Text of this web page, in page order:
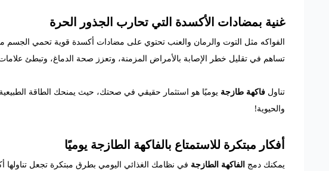
غنية بمضادات الأكسدة التي تحارب الجذور الحرة
الفواكه مثل التوت والرمان والعنب تحتوي على مضادات أكسدة قوية تحمي الجسم
تساهم في تقليل خطر الإصابة بالأمراض المزمنة، وتعزز صحة الدماغ، وتبطئ
تناول فاكهة طازجة يوميًا هو استثمار حقيقي في صحتك، حيث يمنحك الطاقة
والحيوية!
أفكار مبتكرة للاستمتاع بالفاكهة الطازجة يوميًا
يمكنك دمج الفاكهة الطازجة في نظامك الغذائي اليومي بطرق مبتكرة تجعل تناولها